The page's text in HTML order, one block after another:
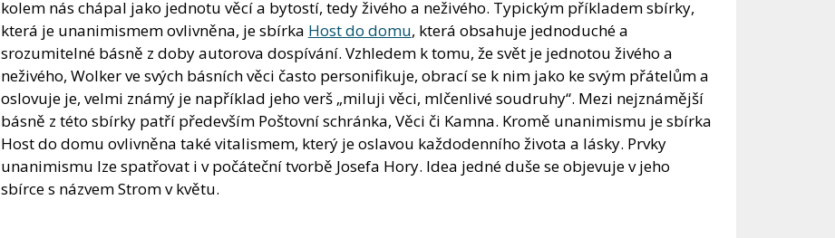
kolem nás chápal jako jednotu věcí a bytostí, tedy živého a neživého. Typickým příkladem sbírky,
která je unanimismem ovlivněna, je sbírka Host do domu, která obsahuje jednoduché a
srozumitelné básně z doby autorova dospívání. Vzhledem k tomu, že svět je jednotou živého a
neživého, Wolker ve svých básních věci často personifikuje, obrací se k nim jako ke svým přátelům a
oslovuje je, velmi známý je například jeho verš „miluji věci, mlčenlivé soudruhy“. Mezi nejznámější
básně z této sbírky patří především Poštovní schránka, Věci či Kamna. Kromě unanimismu je sbírka
Host do domu ovlivněna také vitalismem, který je oslavou každodenního života a lásky. Prvky
unanimismu lze spatřovat i v počáteční tvorbě Josefa Hory. Idea jedné duše se objevuje v jeho
sbírce s názvem Strom v květu.